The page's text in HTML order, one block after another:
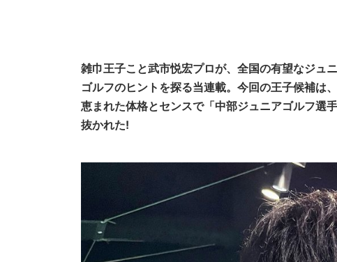
雑巾王子こと武市悦宏プロが、全国の有望なジュ
ゴルフのヒントを探る当連載。今回の王子候補は
恵まれた体格とセンスで「中部ジュニアゴルフ選
抜かれた!